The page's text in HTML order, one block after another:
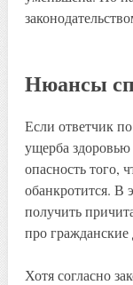
Нюансы
Если ответчик
ущерба
опасность того,
обанкротится. В
получить
про гражданские
Хотя согласно